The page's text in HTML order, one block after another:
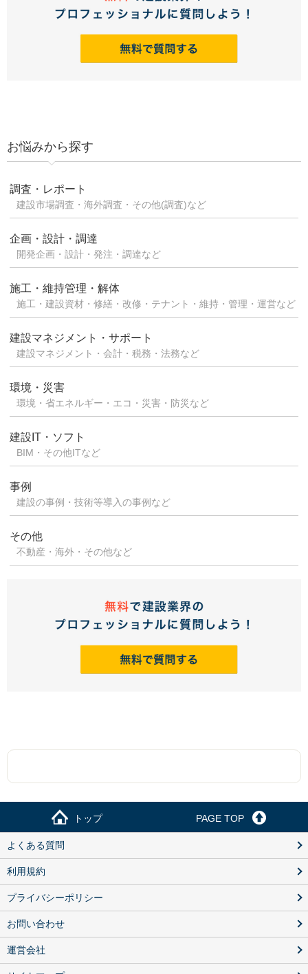
お悩みから探す
調査・レポート
建設市場調査・海外調査・その他(調査)など
企画・設計・調達
開発企画・設計・発注・調達など
施工・維持管理・解体
施工・建設資材・修繕・改修・テナント・維持・管理・運営など
建設マネジメント・サポート
建設マネジメント・会計・税務・法務など
環境・災害
環境・省エネルギー・エコ・災害・防災など
建設IT・ソフト
BIM・その他ITなど
事例
建設の事例・技術等導入の事例など
その他
不動産・海外・その他など
トップ PAGE TOP
よくある質問
利用規約
プライバシーポリシー
お問い合わせ
運営会社